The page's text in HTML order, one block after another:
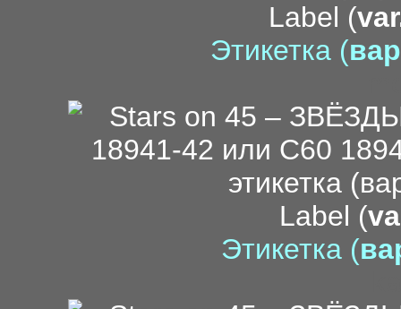
Label (
Этикетка (
Label (
Этикетка (